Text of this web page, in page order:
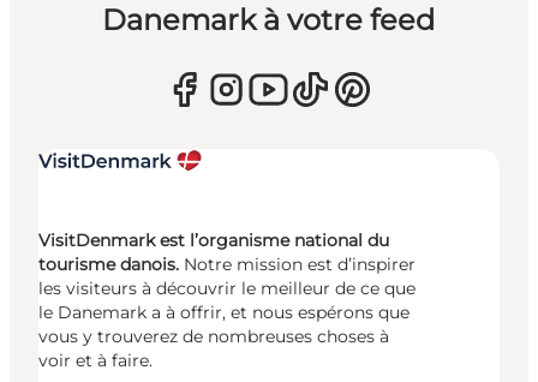
Danemark à votre feed
VisitDenmark est l’organisme national du
tourisme danois. Notre mission est d’inspirer
les visiteurs à découvrir le meilleur de ce que
le Danemark a à offrir, et nous espérons que
vous y trouverez de nombreuses choses à
voir et à faire.